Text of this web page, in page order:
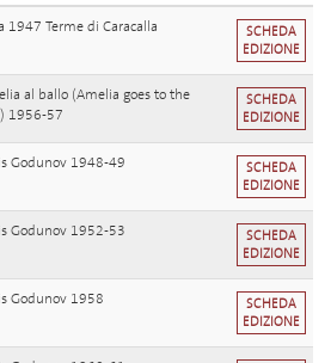
1947 Terme di Caracalla
SCHEDA
EDIZIONE
al ballo (Amelia goes to the
1956-57
SCHEDA
EDIZIONE
Godunov 1948-49
SCHEDA
EDIZIONE
Godunov 1952-53
SCHEDA
EDIZIONE
Godunov 1958
SCHEDA
EDIZIONE